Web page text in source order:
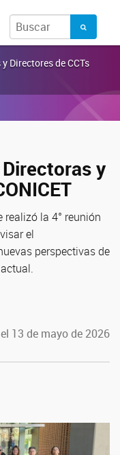
Directores de CCTs
y
realizó la 4° reunión
el
perspectivas de
13 de mayo de 2026